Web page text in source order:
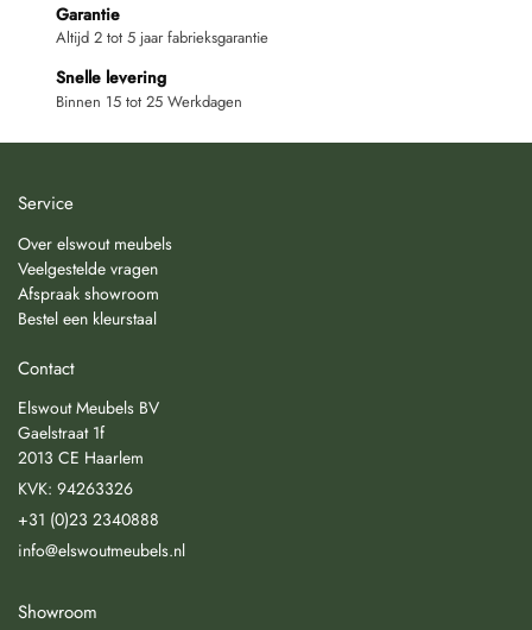
Garantie
Altijd 2 tot 5 jaar fabrieksgarantie
Snelle levering
Binnen 15 tot 25 Werkdagen
Service
Over elswout meubels
Veelgestelde vragen
Afspraak showroom
Bestel een kleurstaal
Contact
Elswout Meubels BV
Gaelstraat 1f
2013 CE Haarlem
KVK: 94263326
+31 (0)23 2340888
info@elswoutmeubels.nl
Showroom